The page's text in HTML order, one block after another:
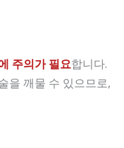
주의가 필요합니다.
을 깨물 수 있으므로,